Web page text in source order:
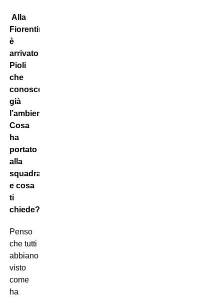
Alla
Fiorentina
è
arrivato
Pioli
che
conosce
già
l’ambiente.
Cosa
ha
portato
alla
squadra
e cosa
ti
chiede?
Penso
che tutti
abbiano
visto
come
ha